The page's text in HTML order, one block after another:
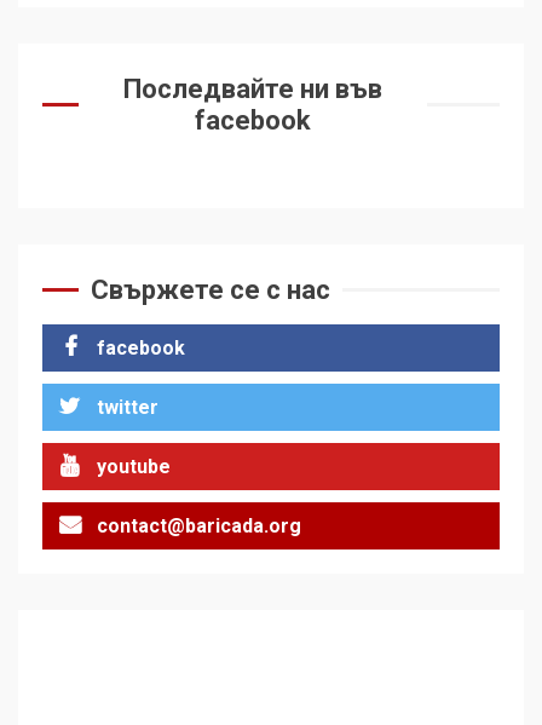
Последвайте ни във
facebook
Свържете се с нас
facebook
twitter
youtube
contact@baricada.org